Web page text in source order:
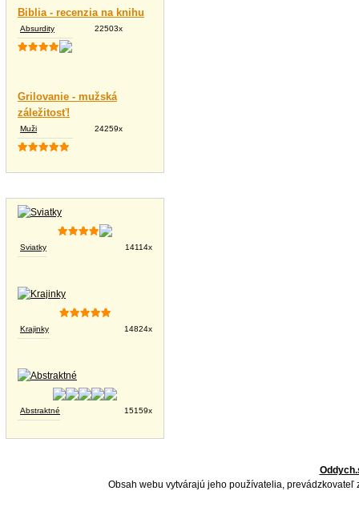
Biblia - recenzia na knihu
Absurdity 22503x
Grilovanie - mužská
záležitosť!
Muži 24259x
Sviatky 14114x
Krajinky 14824x
Abstraktné 15159x
Obsah webu vytvárajú jeho používatelia,